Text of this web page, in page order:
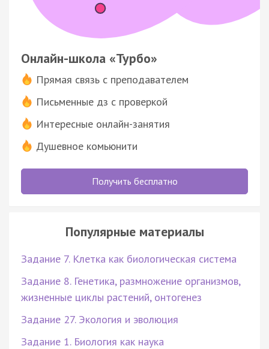
Онлайн-школа «Турбо»
Прямая связь с преподавателем
Письменные дз с проверкой
Интересные онлайн-занятия
Душевное комьюнити
Получить бесплатно
Популярные материалы
Задание 7. Клетка как биологическая система
Задание 8. Генетика, размножение организмов,
жизненные циклы растений, онтогенез
Задание 27. Экология и эволюция
Задание 1. Биология как наука